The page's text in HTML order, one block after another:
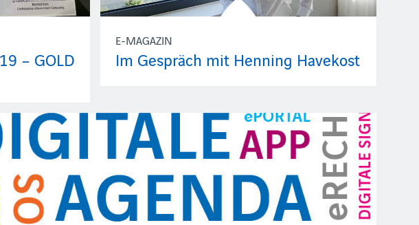
– GOLD
E-MAGAZIN
Im Gespräch mit Henning Havekost